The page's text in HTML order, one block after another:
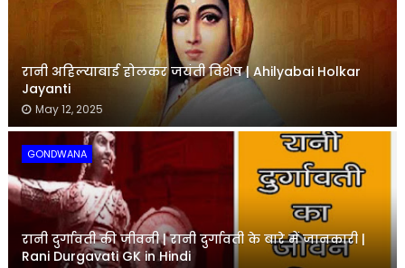
रानी अहिल्याबाई होलकर जयंती विशेष | Ahilyabai Holkar
Jayanti
May 12, 2025
GONDWANA
रानी दुर्गावती की जीवनी | रानी दुर्गावती के बारे में जानकारी |
Rani Durgavati GK in Hindi